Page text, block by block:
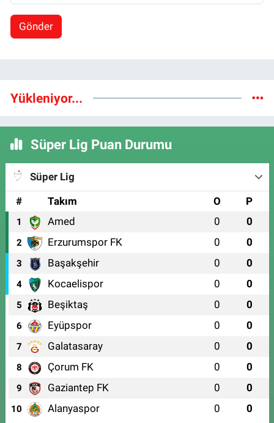
Gönder
Yükleniyor...
Süper Lig Puan Durumu
Süper Lig
#
Takım O P
1 Amed 0 0
2 Erzurumspor FK 0 0
3 Başakşehir 0 0
4 Kocaelispor 0 0
5 Beşiktaş 0 0
6 Eyüpspor 0 0
7 Galatasaray 0 0
8 Çorum FK 0 0
9 Gaziantep FK 0 0
10 Alanyaspor 0 0